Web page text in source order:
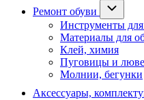
Ремонт обуви
Инструменты
Материалы для
Клей, химия
Пуговицы и
Молнии, бегунки
Аксессуары,